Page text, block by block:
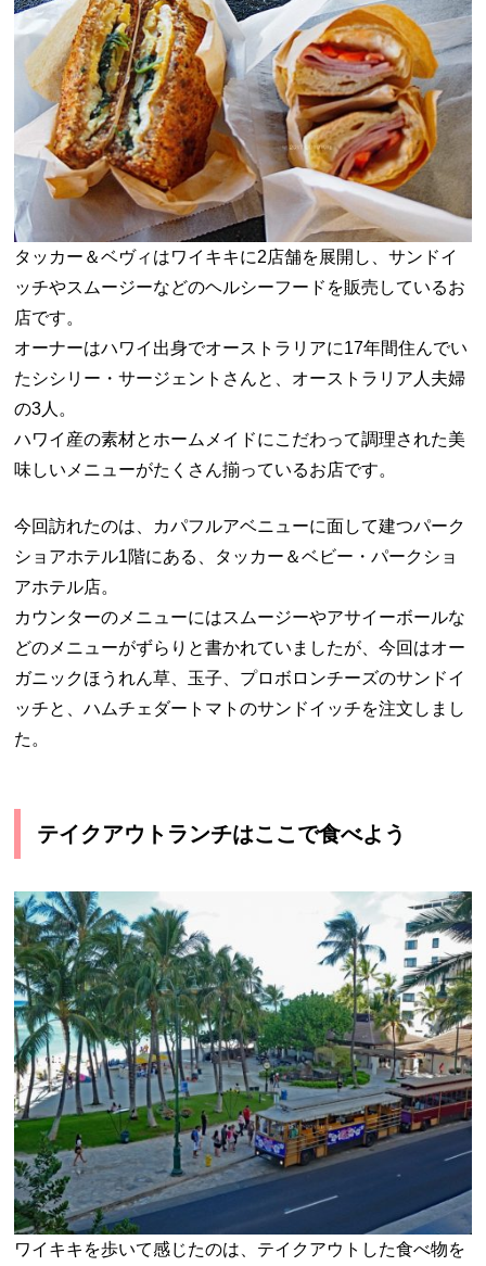
タッカー＆ベヴィはワイキキに2店舗を展開し、サンドイ
ッチやスムージーなどのヘルシーフードを販売しているお
店です。
オーナーはハワイ出身でオーストラリアに17年間住んでい
たシシリー・サージェントさんと、オーストラリア人夫婦
の3人。
ハワイ産の素材とホームメイドにこだわって調理された美
味しいメニューがたくさん揃っているお店です。
今回訪れたのは、カパフルアベニューに面して建つパーク
ショアホテル1階にある、タッカー＆ベビー・パークショ
アホテル店。
カウンターのメニューにはスムージーやアサイーボールな
どのメニューがずらりと書かれていましたが、今回はオー
ガニックほうれん草、玉子、プロボロンチーズのサンドイ
ッチと、ハムチェダートマトのサンドイッチを注文しまし
た。
テイクアウトランチはここで食べよう
ワイキキを歩いて感じたのは、テイクアウトした食べ物を